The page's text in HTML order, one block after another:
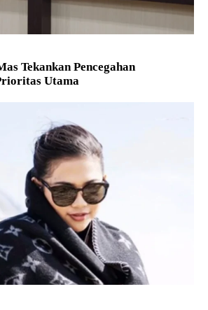
Tekankan Pencegahan
Utama